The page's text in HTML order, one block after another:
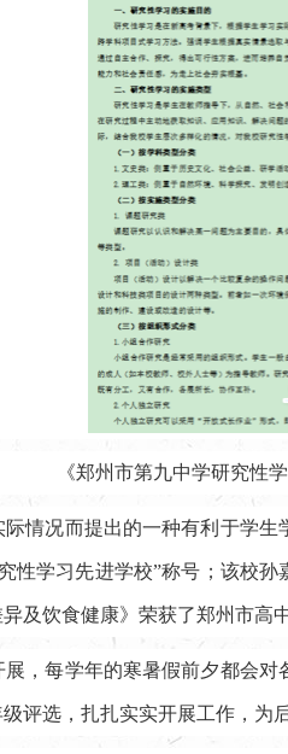
《郑州市第九中学研究性
情况而提出的一种有利于学
性学习先进学校”称号；该校
及饮食健康》荣获了郑州市高
，每学年的寒暑假前夕都会
评选，扎扎实实开展工作，为